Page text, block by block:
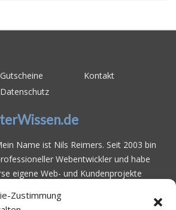
Zustimmung
Gutscheine
Kontakt
Datenschutz
Name ist Nils Reimers. Seit 2003 bin
Webentwickler und habe
eigene Web- und Kundenprojekte
ist gutes Webhosting zu finden: Bei